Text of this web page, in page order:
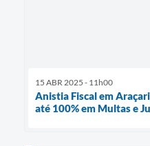
15 ABR 2025 - 11h00
Anistia Fiscal em
até 100% em Multas e